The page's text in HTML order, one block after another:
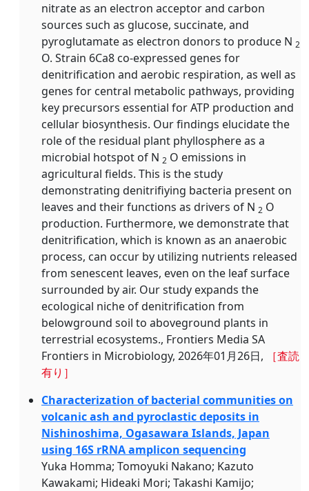
nitrate as an electron acceptor and carbon
sources such as glucose, succinate, and
pyroglutamate as electron donors to produce N 2
O. Strain 6Ca8 co-expressed genes for
denitrification and aerobic respiration, as well as
genes for central metabolic pathways, providing
key precursors essential for ATP production and
cellular biosynthesis. Our findings elucidate the
role of the residual plant phyllosphere as a
microbial hotspot of N 2 O emissions in
agricultural fields. This is the study
demonstrating denitrifiying bacteria present on
leaves and their functions as drivers of N 2 O
production. Furthermore, we demonstrate that
denitrification, which is known as an anaerobic
process, can occur by utilizing nutrients released
from senescent leaves, even on the leaf surface
surrounded by air. Our study expands the
ecological niche of denitrification from
belowground soil to aboveground plants in
terrestrial ecosystems., Frontiers Media SA
Frontiers in Microbiology, 2026年01月26日,
［査読
有り］
Characterization of bacterial communities on
volcanic ash and pyroclastic deposits in
Nishinoshima, Ogasawara Islands, Japan
using 16S rRNA amplicon sequencing
Yuka Homma; Tomoyuki Nakano; Kazuto
Kawakami; Hideaki Mori; Takashi Kamijo;